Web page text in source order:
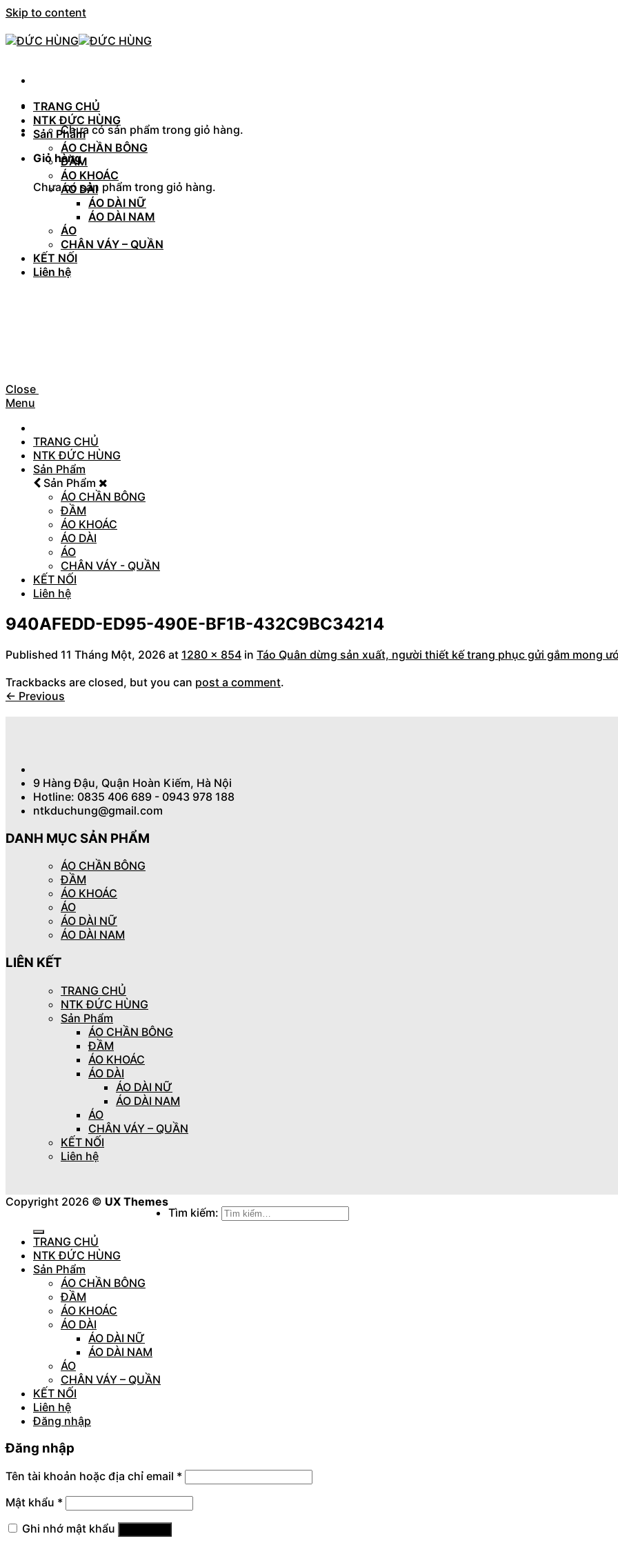
Skip to content
Chưa có sản phẩm trong giỏ hàng.
Giỏ hàng
Chưa có sản phẩm trong giỏ hàng.
TRANG CHỦ
NTK ĐỨC HÙNG
Sản Phẩm
ÁO CHẦN BÔNG
ĐẦM
ÁO KHOÁC
ÁO DÀI
ÁO DÀI NỮ
ÁO DÀI NAM
ÁO
CHÂN VÁY – QUẦN
KẾT NỐI
Liên hệ
Close
Menu
TRANG CHỦ
NTK ĐỨC HÙNG
Sản Phẩm
Sản Phẩm
ÁO CHẦN BÔNG
ĐẦM
ÁO KHOÁC
ÁO DÀI
ÁO
CHÂN VÁY - QUẦN
KẾT NỐI
Liên hệ
940AFEDD-ED95-490E-BF1B-432C9BC34214
Published 11 Tháng Một, 2026 at 1280 × 854 in Táo Quân dừng sản xuất, người thiết kế trang phục gửi gắm mong
Trackbacks are closed, but you can post a comment.
← Previous
9 Hàng Đậu, Quận Hoàn Kiếm, Hà Nội
Hotline: 0835 406 689 - 0943 978 188
ntkduchung@gmail.com
DANH MỤC SẢN PHẨM
ÁO CHẦN BÔNG
ĐẦM
ÁO KHOÁC
ÁO
ÁO DÀI NỮ
ÁO DÀI NAM
LIÊN KẾT
TRANG CHỦ
NTK ĐỨC HÙNG
Sản Phẩm
ÁO CHẦN BÔNG
ĐẦM
ÁO KHOÁC
ÁO DÀI
ÁO DÀI NỮ
ÁO DÀI NAM
ÁO
CHÂN VÁY – QUẦN
KẾT NỐI
Liên hệ
Copyright 2026 © UX Themes
Tìm kiếm:
TRANG CHỦ
NTK ĐỨC HÙNG
Sản Phẩm
ÁO CHẦN BÔNG
ĐẦM
ÁO KHOÁC
ÁO DÀI
ÁO DÀI NỮ
ÁO DÀI NAM
ÁO
CHÂN VÁY – QUẦN
KẾT NỐI
Liên hệ
Đăng nhập
Đăng nhập
Tên tài khoản hoặc địa chỉ email *
Mật khẩu *
Ghi nhớ mật khẩu